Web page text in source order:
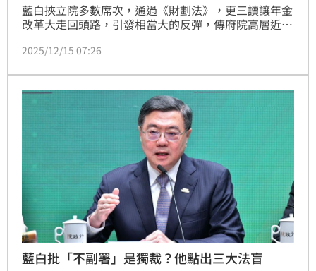
藍白挾立院多數席次，通過《財劃法》，更三讀讓年金
改革大走回頭路，引發相當大的反彈，傳府院高層近日
然而卻遭在野批評「獨裁」，民眾黨主席黃國昌更稱是
倒閣啊」。
2025/12/15 07:26
藍白批「不副署」是獨裁？他點出三大法盲